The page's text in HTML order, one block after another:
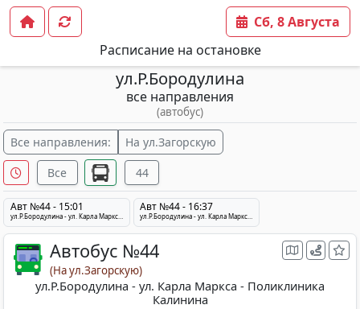
Расписание на остановке
Сб, 8 Августа
ул.Р.Бородулина
все направления
(автобус)
Все направления: На ул.Загорскую
Все 44
Авт №44 - 15:01
ул.Р.Бородулина - ул. Карла Маркса - Поликлиника Калинина
Авт №44 - 16:37
Автобус №44
(На ул.Загорскую)
ул.Р.Бородулина - ул. Карла Маркса - Поликлиника
Калинина